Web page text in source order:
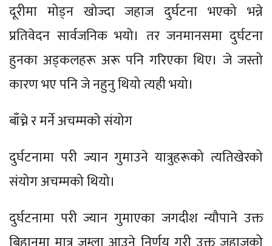
दूरीमा मोड्न खोज्दा जहाज दुर्घटना भएको भन्ने
प्रतिवेदन सार्वजनिक भयो। तर जनमानसमा दुर्घटना
हुनका अड्कलहरू अरू पनि गरिएका थिए। जे जस्तो
कारण भए पनि जे नहुनु थियो त्यही भयो।
बाँच्ने र मर्ने अचम्मको संयोग
दुर्घटनामा परी ज्यान गुमाउने यात्रुहरूको त्यतिखेरको
संयोग अचम्मको थियो।
दुर्घटनामा परी ज्यान गुमाएका जगदीश न्यौपाने उक्त